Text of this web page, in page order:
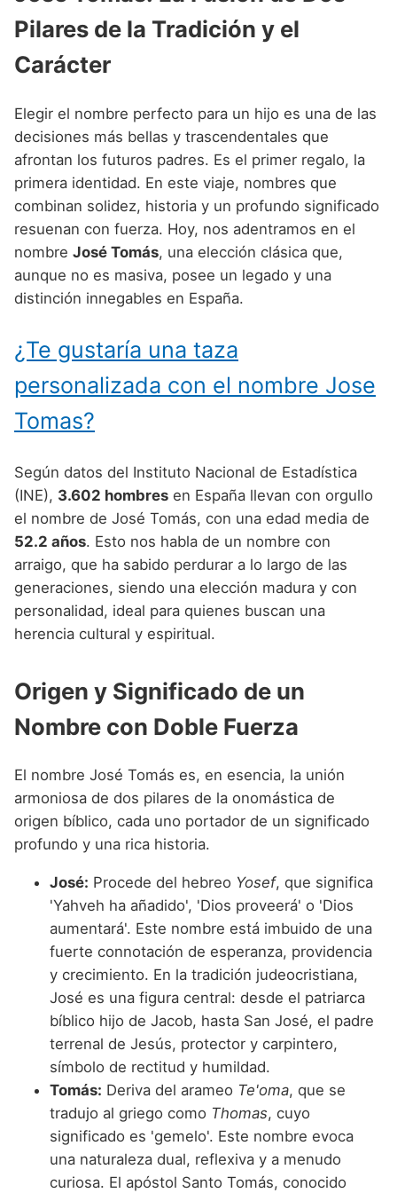
Nombres de niño que empiezan por E
Nombres de niño que empiezan por F
Nombres de niño que empiezan por H
Nombres de niño que empiezan por I
Nombres de niño que empiezan por J
Nombres de niño que empiezan por K
Nombres de niño que empiezan por L
Nombres de niño que empiezan por M
Nombres de niño que empiezan por R
Nombres de niño que empiezan por S
Nombres de niño que empiezan por T
Nombres de niño que empiezan por U
Nombres de niño que empiezan por V
Nombres de niño que empiezan por W
Nombres de niño que empiezan por X
Nombres de niño que empiezan por Y
Nombres de Niño Baleares
Nombres de Niño Castellanos
Nombres de Niño Catalanes
Nombres de Niño Extremeños
Nombres de Niño Gallegos
Nombres de Niño Madrileños
Nombres de Niño Murcianos
Nombres de Niño Navarros
Nombres de Niño Riojanos
Nombres de Niño Egipcios
Nombres de Niño Romanos
Nombres de Niño Vikingos
Nombres de Niño Americanos
Nombres de Niño Chinos
Nombres de Niño Franceses
Nombres de Niño Hispanoamericanos
Nombres de Niño Ingleses
Nombres de Niño Italianos
Nombres de Niño Japoneses
Nombres de Niño Judíos
Nombres de Niño Marroquíes
Nombres de Niño Portugueses
Pilares de la Tradición y el
Carácter
Elegir el nombre perfecto para un hijo es una de las
decisiones más bellas y trascendentales que
afrontan los futuros padres. Es el primer regalo, la
primera identidad. En este viaje, nombres que
combinan solidez, historia y un profundo significado
resuenan con fuerza. Hoy, nos adentramos en el
nombre José Tomás, una elección clásica que,
aunque no es masiva, posee un legado y una
distinción innegables en España.
¿Te gustaría una taza
personalizada con el nombre Jose
Tomas?
Según datos del Instituto Nacional de Estadística
(INE), 3.602 hombres en España llevan con orgullo
el nombre de José Tomás, con una edad media de
52.2 años. Esto nos habla de un nombre con
arraigo, que ha sabido perdurar a lo largo de las
generaciones, siendo una elección madura y con
personalidad, ideal para quienes buscan una
herencia cultural y espiritual.
Origen y Significado de un
Nombre con Doble Fuerza
El nombre José Tomás es, en esencia, la unión
armoniosa de dos pilares de la onomástica de
origen bíblico, cada uno portador de un significado
profundo y una rica historia.
José: Procede del hebreo Yosef, que significa
'Yahveh ha añadido', 'Dios proveerá' o 'Dios
aumentará'. Este nombre está imbuido de una
fuerte connotación de esperanza, providencia
y crecimiento. En la tradición judeocristiana,
José es una figura central: desde el patriarca
bíblico hijo de Jacob, hasta San José, el padre
terrenal de Jesús, protector y carpintero,
símbolo de rectitud y humildad.
Tomás: Deriva del arameo Te'oma, que se
tradujo al griego como Thomas, cuyo
significado es 'gemelo'. Este nombre evoca
una naturaleza dual, reflexiva y a menudo
curiosa. El apóstol Santo Tomás, conocido